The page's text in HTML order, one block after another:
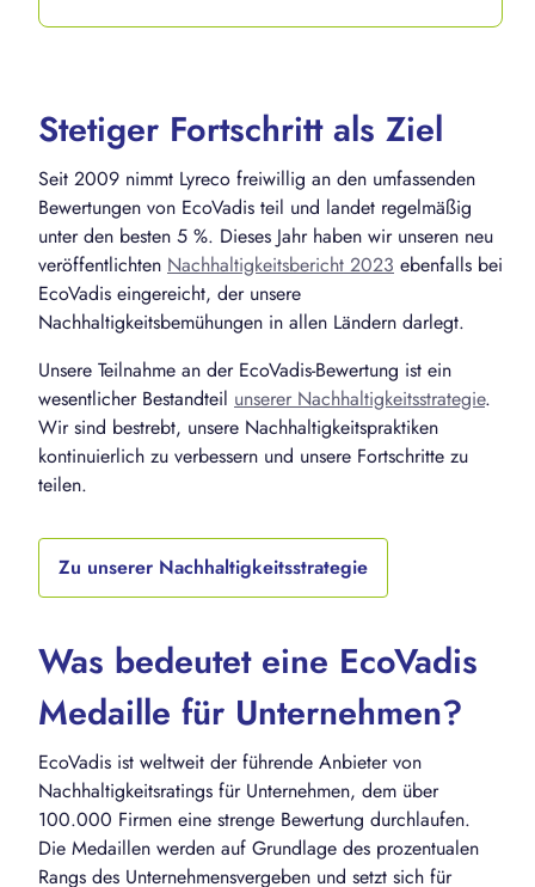
Stetiger Fortschritt als Ziel
Seit 2009 nimmt Lyreco freiwillig an den umfassenden
Bewertungen von EcoVadis teil und landet regelmäßig
unter den besten 5 %. Dieses Jahr haben wir unseren neu
veröffentlichten Nachhaltigkeitsbericht 2023 ebenfalls bei
EcoVadis eingereicht, der unsere
Nachhaltigkeitsbemühungen in allen Ländern darlegt.
Unsere Teilnahme an der EcoVadis-Bewertung ist ein
wesentlicher Bestandteil unserer Nachhaltigkeitsstrategie.
Wir sind bestrebt, unsere Nachhaltigkeitspraktiken
kontinuierlich zu verbessern und unsere Fortschritte zu
teilen.
Zu unserer Nachhaltigkeitsstrategie
Was bedeutet eine EcoVadis
Medaille für Unternehmen?
EcoVadis ist weltweit der führende Anbieter von
Nachhaltigkeitsratings für Unternehmen, dem über
100.000 Firmen eine strenge Bewertung durchlaufen.
Die Medaillen werden auf Grundlage des prozentualen
Rangs des Unternehmensvergeben und setzt sich für